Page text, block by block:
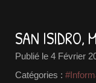
SAN ISIDRO,
Publié le 4 Février
Catégories :